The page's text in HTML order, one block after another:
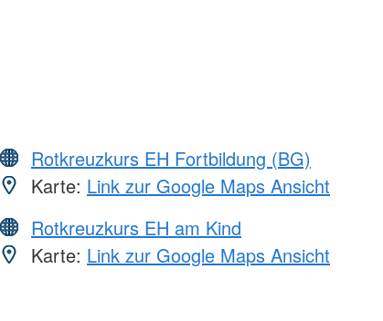
Rotkreuzkurs EH Fortbildung (BG)
Karte: Link zur Google Maps Ansicht
Rotkreuzkurs EH am Kind
Karte: Link zur Google Maps Ansicht